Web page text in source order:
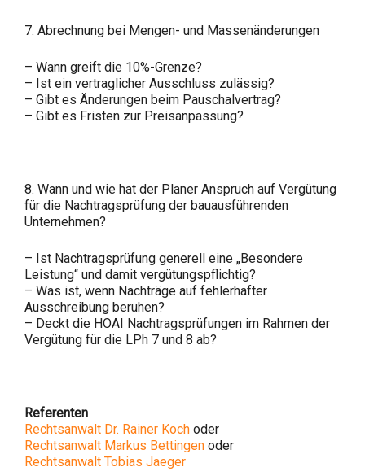
7. Abrechnung bei Mengen- und Massenänderungen
– Wann greift die 10%-Grenze?
– Ist ein vertraglicher Ausschluss zulässig?
– Gibt es Änderungen beim Pauschalvertrag?
– Gibt es Fristen zur Preisanpassung?
8. Wann und wie hat der Planer Anspruch auf Vergütung
für die Nachtragsprüfung der bauausführenden
Unternehmen?
– Ist Nachtragsprüfung generell eine „Besondere
Leistung“ und damit vergütungspflichtig?
– Was ist, wenn Nachträge auf fehlerhafter
Ausschreibung beruhen?
– Deckt die HOAI Nachtragsprüfungen im Rahmen der
Vergütung für die LPh 7 und 8 ab?
Referenten
Rechtsanwalt Dr. Rainer Koch oder
Rechtsanwalt Markus Bettingen oder
Rechtsanwalt Tobias Jaeger